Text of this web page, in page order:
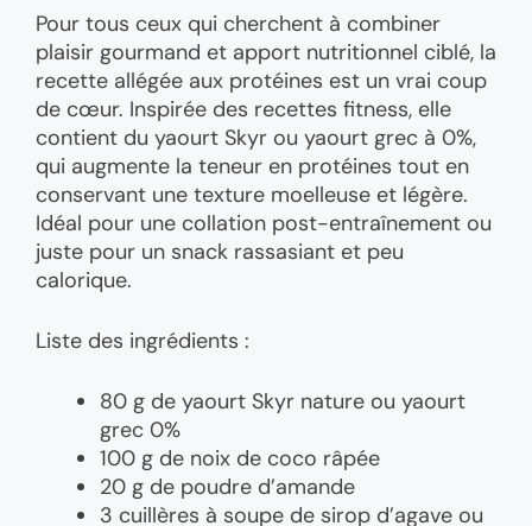
Pour tous ceux qui cherchent à combiner
plaisir gourmand et apport nutritionnel ciblé, la
recette allégée aux protéines est un vrai coup
de cœur. Inspirée des recettes fitness, elle
contient du yaourt Skyr ou yaourt grec à 0%,
qui augmente la teneur en protéines tout en
conservant une texture moelleuse et légère.
Idéal pour une collation post-entraînement ou
juste pour un snack rassasiant et peu
calorique.
Liste des ingrédients :
80 g de yaourt Skyr nature ou yaourt
grec 0%
100 g de noix de coco râpée
20 g de poudre d’amande
3 cuillères à soupe de sirop d’agave ou